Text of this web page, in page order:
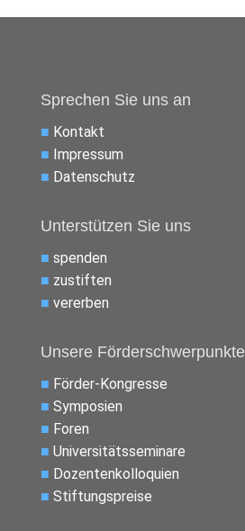
Sprechen Sie uns an
■ Kontakt
■ Impressum
■ Datenschutz
Unterstützen Sie uns
■ spenden
■ zustiften
■ vererben
Unsere Förderschwerpunkte
■ Förder-Kongresse
■ Symposien
■ Foren
■ Universitätsseminare
■ Dozentenkolloquien
■ Stiftungspreise